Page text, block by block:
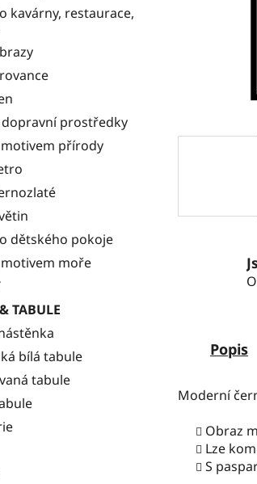
kavárny, restaurace,
dopravní prostředky
přírody
dětského pokoje
moře
TABULE
bílá tabule
tabule
Popis
Moderní
Obraz
Lze
S